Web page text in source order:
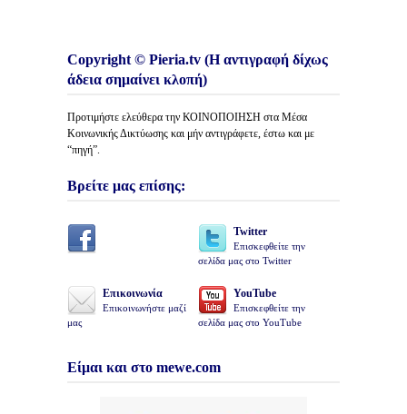
Copyright © Pieria.tv (Η αντιγραφή δίχως
άδεια σημαίνει κλοπή)
Προτιμήστε ελεύθερα την ΚΟΙΝΟΠΟΙΗΣΗ στα Μέσα
Κοινωνικής Δικτύωσης και μήν αντιγράφετε, έστω και με
“πηγή”.
Βρείτε μας επίσης:
Twitter
Επισκεφθείτε την
σελίδα μας στο Twitter
Επικοινωνία
Επικοινωνήστε μαζί
μας
YouTube
Επισκεφθείτε την
σελίδα μας στο YouTube
Είμαι και στο mewe.com